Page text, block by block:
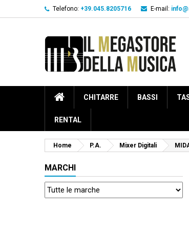
Telefono: +39.045.8205716 E-mail:
CHITARRE BASSI
RENTAL
Home P.A. Mixer Digitali
MARCHI